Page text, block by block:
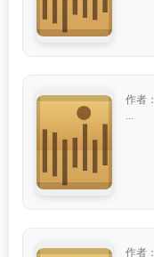
作者：
作者：